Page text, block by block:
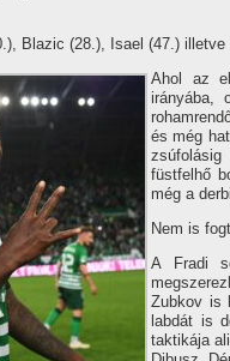
Blazic (28.), Isael (47.)
Ahol az
irányába,
és még
füstfelhő
még a
Nem is
A Fradi
Zubkov is
labdát is
taktikája